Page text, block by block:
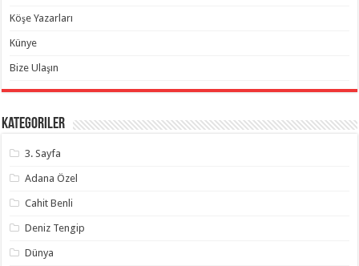
Köşe Yazarları
Künye
Bize Ulaşın
Kategoriler
3. Sayfa
Adana Özel
Cahit Benli
Deniz Tengip
Dünya